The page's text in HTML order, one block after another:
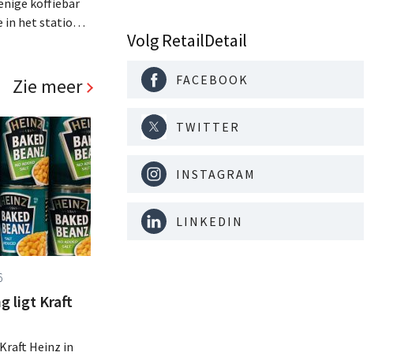
in het station
Zie meer
ligt Kraft
Heinz in
Volg RetailDetail
FACEBOOK
TWITTER
INSTAGRAM
LINKEDIN